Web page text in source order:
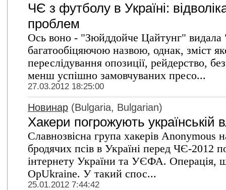
ЧЄ з футболу в Україні:
проблем
Ось воно - "Зюйддойче Цайтунг" видала
багатообіцяючою назвою, однак, зміст
переслідування опозиції, рейдерство,
менш успішно замовчуваних пресо...
27.03.2012 18:25:00
Новинар (Bulgaria, Bulgarian)
Хакери погрожують
Славнозвісна група хакерів Anonymous
бродячих псів в Україні перед ЧЄ-2012
інтернету України та УЄФА. Операція,
OpUkraine. У такий спос...
25.01.2012 7:44:42